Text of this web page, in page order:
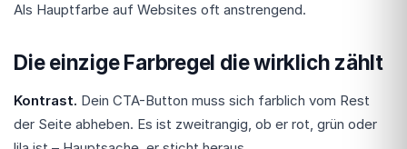
Als Hauptfarbe auf Websites oft anstrengend.
Die einzige Farbregel die wirklich zählt
Kontrast. Dein CTA-Button muss sich farblich vom Rest
der Seite abheben. Es ist zweitrangig, ob er rot, grün oder